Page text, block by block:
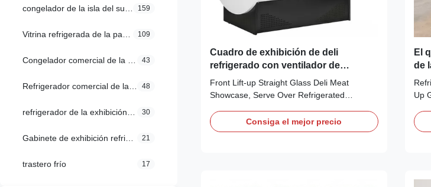
159
109
43
48
30
21
trastero frío 17
Cuadro de exhibición de deli
refrigerado con ventilador de
enfriamiento
Front Lift-up Straight Glass Deli Meat
Showcase, Serve Over Refrigerated
glass door for easy cleaning ⇒ Fan cooling
system, frost free and fast cooling ⇒ 90 ºC
Consiga el mejor precio
El
de
Up